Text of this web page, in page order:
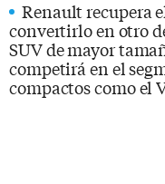
Renault recupera
convertirlo en otro
SUV de mayor
competirá en el
compactos como el